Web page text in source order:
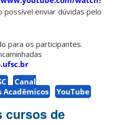
possível enviar dúvidas pelo
para os participantes.
Canal
Acadêmicos YouTube
cursos de